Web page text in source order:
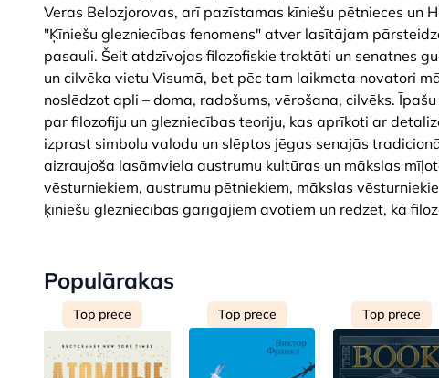
Veras Belozjorovas, arī pazīstamas kīniešu pētnieces un
"Ķīniešu glezniecības fenomens" atver lasītājam
pasauli. Šeit atdzīvojas filozofiskie traktāti un senatnes
un cilvēka vietu Visumā, bet pēc tam laikmeta novatori
noslēdzot apli – doma, radošums, vērošana, cilvēks.
par filozofiju un glezniecības teoriju, kas aprīkoti ar
izprast simbolu valodu un slēptos jēgas senajās
aizraujoša lasāmviela austrumu kultūras un mākslas
vēsturniekiem, austrumu pētniekiem, mākslas
ķīniešu glezniecības garīgajiem avotiem un redzēt, kā
Populārakas
Top prece Top prece Top prece